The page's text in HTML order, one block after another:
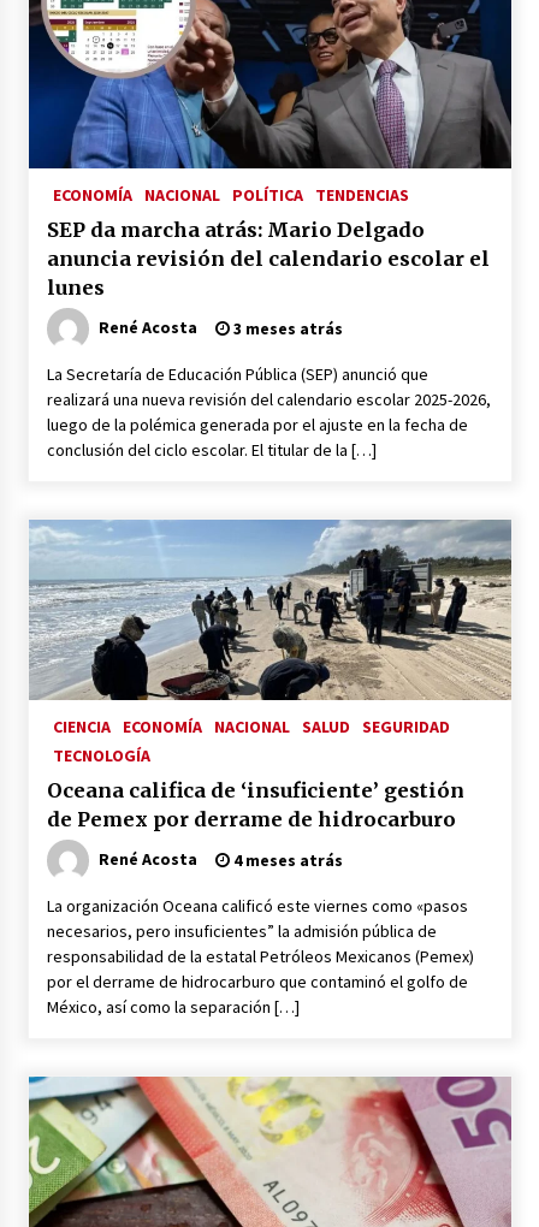
ECONOMÍA NACIONAL POLÍTICA TENDENCIAS
SEP da marcha atrás: Mario Delgado
anuncia revisión del calendario escolar el
lunes
René Acosta 3 meses atrás
La Secretaría de Educación Pública (SEP) anunció que
realizará una nueva revisión del calendario escolar 2025-2026,
luego de la polémica generada por el ajuste en la fecha de
conclusión del ciclo escolar. El titular de la […]
CIENCIA ECONOMÍA NACIONAL SALUD
SEGURIDAD
TECNOLOGÍA
Oceana califica de ‘insuficiente’ gestión
de Pemex por derrame de hidrocarburo
René Acosta 4 meses atrás
La organización Oceana calificó este viernes como «pasos
necesarios, pero insuficientes” la admisión pública de
responsabilidad de la estatal Petróleos Mexicanos (Pemex)
por el derrame de hidrocarburo que contaminó el golfo de
México, así como la separación […]